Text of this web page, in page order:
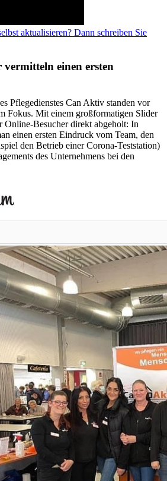
aktualisieren? Dann schreiben Sie
einen ersten
Pflegedienstes Can Aktiv standen vor
Fokus. Mit einem großformatigen Slider
Online-Besucher direkt abgeholt: In
einen ersten Eindruck vom Team, den
den Betrieb einer Corona-Teststation)
des Unternehmens bei den